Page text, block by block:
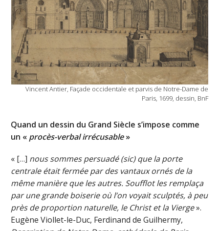
Vincent Antier, Façade occidentale et parvis de Notre-Dame de
Paris, 1699, dessin, BnF
Quand un dessin du Grand Siècle s’impose comme
un « procès-verbal irrécusable»
« […] nous sommes persuadé (sic) que la porte
centrale était fermée par des vantaux ornés de la
même manière que les autres. Soufflot les remplaça
par une grande boiserie où l’on voyait sculptés, à peu
près de proportion naturelle, le Christ et la Vierge».
Eugène Viollet-le-Duc, Ferdinand de Guilhermy,